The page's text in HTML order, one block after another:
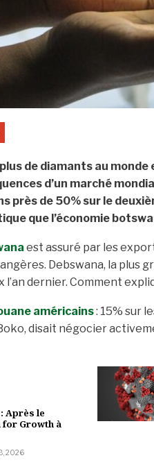
de diamants au
d’un marché
près de 50% sur le
que l’économie
est assuré par les
Debswana, la plus
l’an dernier. Comment
américains: 15% sur
disait négocier
: Après le
Growth à
2026